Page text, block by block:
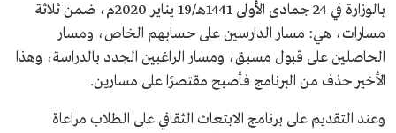
بالوزارة في 24 جمادى الأولى 1441هـ/19 يناير 2020م، ضمن ثلاثة
مسارات، هي: مسار الدارسين على حسابهم الخاص، ومسار
الحاصلين على قبول مسبق، ومسار الراغبين الجدد بالدراسة، وهذا
الأخير حذف من البرنامج فأصبح مقتصرًا على مسارين.
وعند التقديم على برنامج الابتعاث الثقافي على الطلاب مراعاة